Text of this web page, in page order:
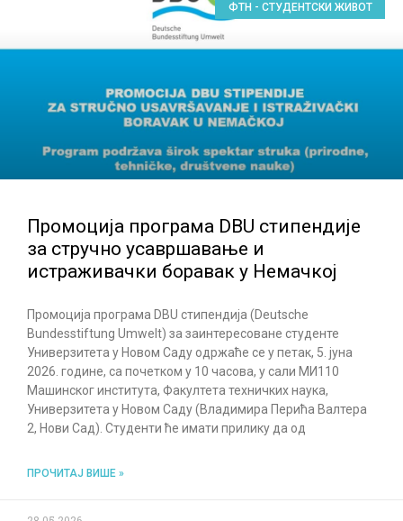
ФТН - СТУДЕНТСКИ ЖИВОТ
Промоција програма DBU стипендије
за стручно усавршавање и
истраживачки боравак у Немачкој
Промоција програма DBU стипендија (Deutsche
Bundesstiftung Umwelt) за заинтересоване студенте
Универзитета у Новом Саду одржаће се у петак, 5. јуна
2026. године, са почетком у 10 часова, у сали МИ110
Машинског института, Факултета техничких наука,
Универзитета у Новом Саду (Владимира Перића Валтера
2, Нови Сад). Студенти ће имати прилику да од
ПРОЧИТАЈ ВИШЕ »